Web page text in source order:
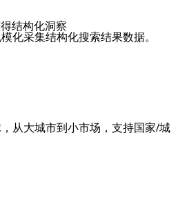
结构化洞察
化采集结构化搜索结果数据。
从大城市到小市场，支持国家/城